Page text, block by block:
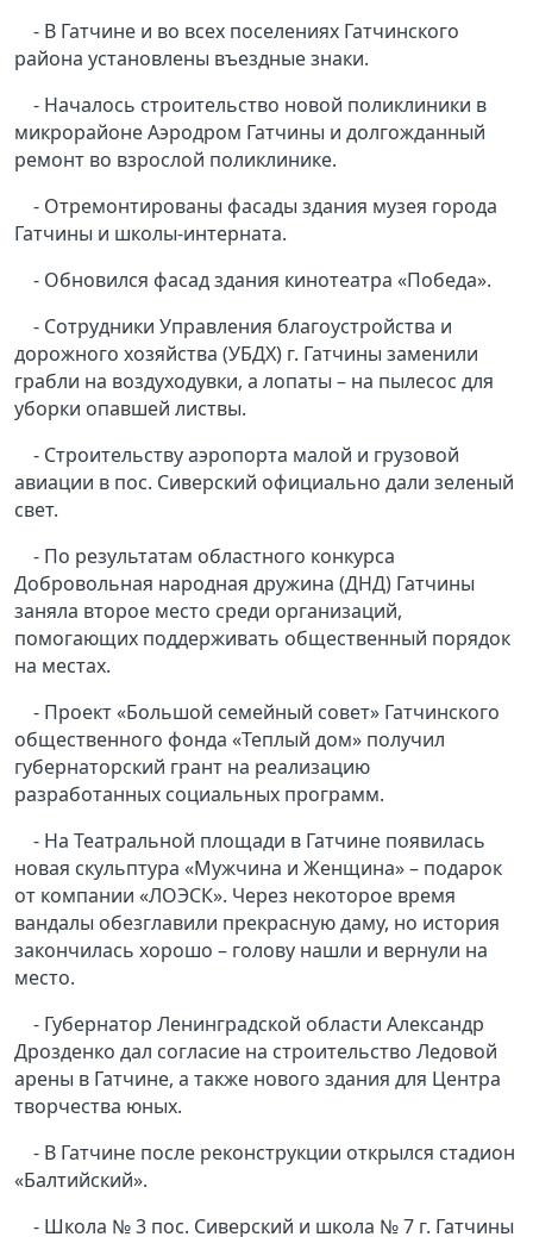
- В Гатчине и во всех поселениях Гатчинского
района установлены въездные знаки.
- Началось строительство новой поликлиники в
микрорайоне Аэродром Гатчины и долгожданный
ремонт во взрослой поликлинике.
- Отремонтированы фасады здания музея города
Гатчины и школы-интерната.
- Обновился фасад здания кинотеатра «Победа».
- Сотрудники Управления благоустройства и
дорожного хозяйства (УБДХ) г. Гатчины заменили
грабли на воздуходувки, а лопаты – на пылесос для
уборки опавшей листвы.
- Строительству аэропорта малой и грузовой
авиации в пос. Сиверский официально дали зеленый
свет.
- По результатам областного конкурса
Добровольная народная дружина (ДНД) Гатчины
заняла второе место среди организаций,
помогающих поддерживать общественный порядок
на местах.
- Проект «Большой семейный совет» Гатчинского
общественного фонда «Теплый дом» получил
губернаторский грант на реализацию
разработанных социальных программ.
- На Театральной площади в Гатчине появилась
новая скульптура «Мужчина и Женщина» – подарок
от компании «ЛОЭСК». Через некоторое время
вандалы обезглавили прекрасную даму, но история
закончилась хорошо – голову нашли и вернули на
место.
- Губернатор Ленинградской области Александр
Дрозденко дал согласие на строительство Ледовой
арены в Гатчине, а также нового здания для Центра
творчества юных.
- В Гатчине после реконструкции открылся стадион
«Балтийский».
- Школа № 3 пос. Сиверский и школа № 7 г. Гатчины